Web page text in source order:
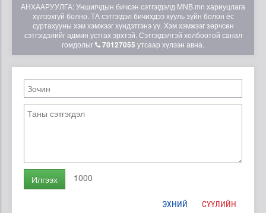
АНХААРУУЛГА: Уншигчдын бичсэн сэтгэгдэлд MNB.mn хариуцлага
хүлээхгүй болно. ТА сэтгэгдэл бичихдээ хууль зүйн болон ёс
суртахууны хэм хэмжээг хүндэтгэнэ үү. Хэм хэмжээг зөрчсөн
сэтгэгдэлийг админ устгах эрхтэй. Сэтгэгдэлтэй холбоотой санал
гомдолыг
70127055 утсаар хүлээн авна.
Илгээх 1000
ЭХНИЙ СҮҮЛИЙН